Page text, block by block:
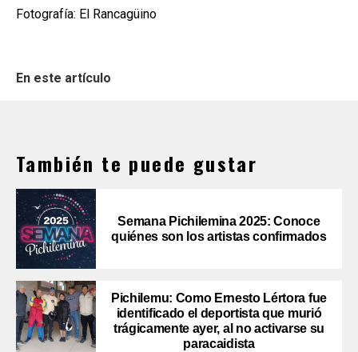
Fotografía: El Rancagüino
En este artículo
También te puede gustar
Semana Pichilemina 2025: Conoce
quiénes son los artistas confirmados
Pichilemu: Como Ernesto Lértora fue
identificado el deportista que murió
trágicamente ayer, al no activarse su
paracaidista